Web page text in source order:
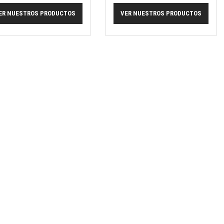
NUESTROS PRODUCTOS VER NUESTROS PRODUCTOS